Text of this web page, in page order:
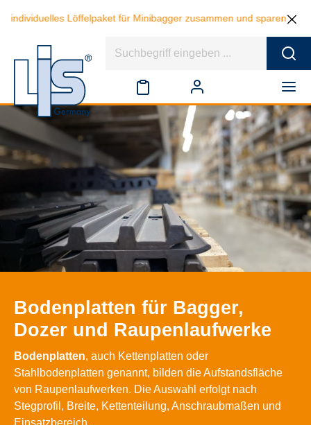
Löffelpaket für Minibagger zusammen und sparen beim
Bodenplatten für Bagger,
Dozer und Raupenlaufwerke
Bodenplatten, auch Kettenplatten oder
Stahlbodenplatten genannt, bilden die Aufstandsfläche
von Raupenlaufwerken. Die Auswahl erfolgt nach
Stegprofil, Breite, Kettenteilung, Anschraubmaßen und
Einsatzbereich.